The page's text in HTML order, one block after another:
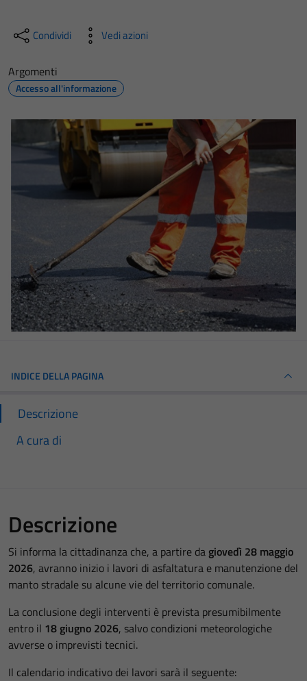
Condividi Vedi azioni
Argomenti
Accesso all'informazione
INDICE DELLA PAGINA
Descrizione
A cura di
Descrizione
Si informa la cittadinanza che, a partire da giovedì 28 maggio
2026, avranno inizio i lavori di asfaltatura e manutenzione del
manto stradale su alcune vie del territorio comunale.
La conclusione degli interventi è prevista presumibilmente
entro il 18 giugno 2026, salvo condizioni meteorologiche
avverse o imprevisti tecnici.
Il calendario indicativo dei lavori sarà il seguente: